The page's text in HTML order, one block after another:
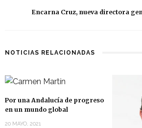
Encarna Cruz, nueva directora
NOTICIAS RELACIONADAS
Por una Andalucía de progreso
en un mundo global
20 MAYO, 2021